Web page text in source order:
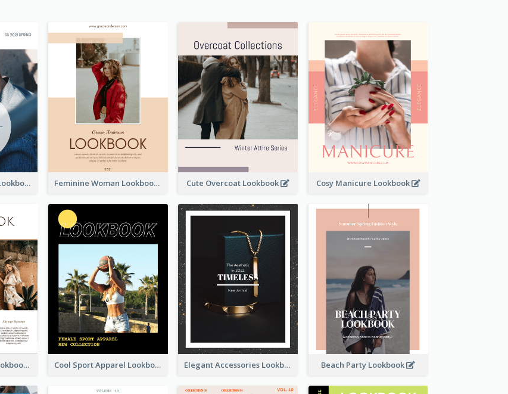
Men's Wear Spring Lookbook Feminine Woman Lookbook Cute Overcoat Lookbook Cosy Manicure Lookbook
Spring Collection Lookbook Cool Sport Apparel Lookbook Elegant Accessories Lookbook Beach Party Lookbook